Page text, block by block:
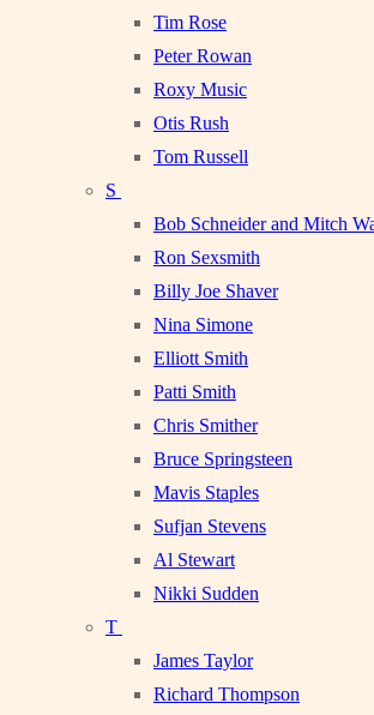
Tim Rose
Peter Rowan
Roxy Music
Otis Rush
Tom Russell
S
Bob Schneider and Mitch
Ron Sexsmith
Billy Joe Shaver
Nina Simone
Elliott Smith
Patti Smith
Chris Smither
Bruce Springsteen
Mavis Staples
Sufjan Stevens
Al Stewart
Nikki Sudden
T
James Taylor
Richard Thompson